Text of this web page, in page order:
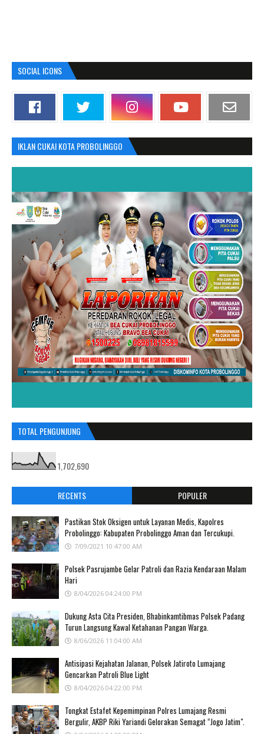
SOCIAL ICONS
IKLAN CUKAI KOTA PROBOLINGGO
TOTAL PENGUNJUNG
1,702,690
RECENTS POPULER
Pastikan Stok Oksigen untuk Layanan Medis, Kapolres
Probolinggo: Kabupaten Probolinggo Aman dan Tercukupi.
7/09/2021 10:47:00 AM
Polsek Pasrujambe Gelar Patroli dan Razia Kendaraan Malam
Hari
8/04/2026 04:24:00 PM
Dukung Asta Cita Presiden, Bhabinkamtibmas Polsek Padang
Turun Langsung Kawal Ketahanan Pangan Warga.
8/06/2026 11:04:00 AM
Antisipasi Kejahatan Jalanan, Polsek Jatiroto Lumajang
Gencarkan Patroli Blue Light
8/04/2026 04:22:00 PM
Tongkat Estafet Kepemimpinan Polres Lumajang Resmi
Bergulir, AKBP Riki Yariandi Gelorakan Semagat “Jogo Jatim".